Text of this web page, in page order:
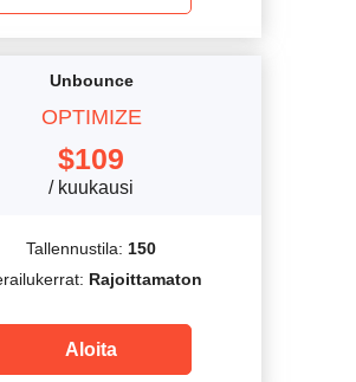
Unbounce
OPTIMIZE
$109
/ kuukausi
Tallennustila: 150
Rajoittamaton
Aloita